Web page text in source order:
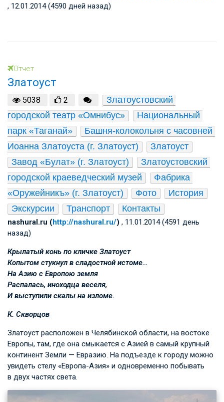
, 12.01.2014 (4590 дней назад)
Отчет
Златоуст
5038 2
Златоустовский
городской театр «Омнибус»
Национальный
парк «Таганай»
Башня-колокольня с часовней
Иоанна Златоуста (г. Златоуст)
Златоуст
Завод «Булат» (г. Златоуст)
Златоустовский
городской краеведческий музей
Фабрика
«Оружейникъ» (г. Златоуст)
Фото
История
Экскурсии
Транспорт Контакты
nashural.ru (http://nashural.ru/) , 11.01.2014 (4591 день
назад)
Крылатый конь по кличке Златоуст
Копытом стукнул в сладостной истоме…
На Азию с Европою земля
Распалась, иноходца веселя,
И выступили скалы на изломе.
К. Скворцов
Златоуст расположен в Челябинской области, на востоке
Европы, там, где она смыкается с Азией в самый крупный
континент Земли — Евразию. На подъезде к городу можно
увидеть стелу «Европа-Азия» и одновременно побывать
в двух частях света.